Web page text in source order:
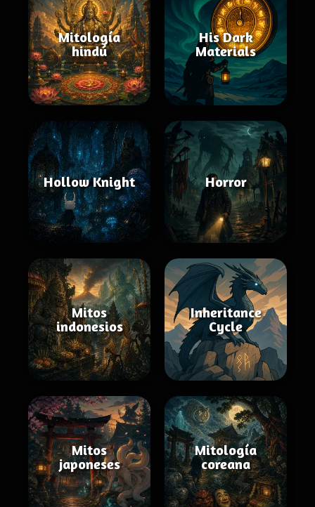
Mitología
hindú
His Dark
Materials
Hollow Knight Horror
Mitos
indonesios
Inheritance
Cycle
Mitos
japoneses
Mitología
coreana